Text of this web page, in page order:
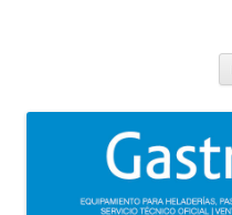
de maquinaria para